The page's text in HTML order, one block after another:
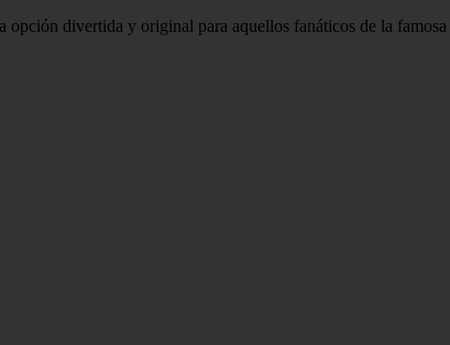
opción divertida y original para aquellos fanáticos de la